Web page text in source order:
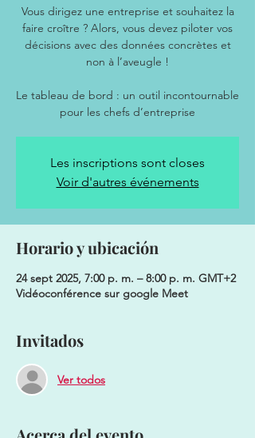
Vous dirigez une entreprise et souhaitez la
faire croître ? Alors, vous devez piloter vos
décisions avec des données concrètes et
non à l’aveugle !
Le tableau de bord : un outil incontournable
Les inscriptions sont closes
Voir d'autres événements
Horario y ubicación
24 sept 2025, 7:00 p. m. – 8:00 p. m. GMT+2
Vidéoconférence sur google Meet
Invitados
Ver todos